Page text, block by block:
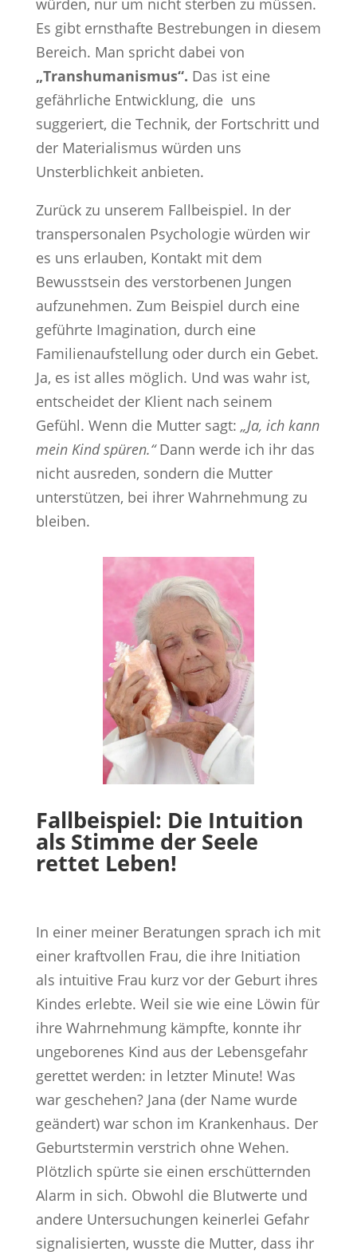
würden, nur um nicht sterben zu müssen.
Es gibt ernsthafte Bestrebungen in diesem
Bereich. Man spricht dabei von
„Transhumanismus“. Das ist eine
gefährliche Entwicklung, die uns
suggeriert, die Technik, der Fortschritt und
der Materialismus würden uns
Unsterblichkeit anbieten.
Zurück zu unserem Fallbeispiel. In der
transpersonalen Psychologie würden wir
es uns erlauben, Kontakt mit dem
Bewusstsein des verstorbenen Jungen
aufzunehmen. Zum Beispiel durch eine
geführte Imagination, durch eine
Familienaufstellung oder durch ein Gebet.
Ja, es ist alles möglich. Und was wahr ist,
entscheidet der Klient nach seinem
Gefühl. Wenn die Mutter sagt: „Ja, ich kann
mein Kind spüren.“Dann werde ich ihr das
nicht ausreden, sondern die Mutter
unterstützen, bei ihrer Wahrnehmung zu
bleiben.
Fallbeispiel: Die Intuition
als Stimme der Seele
rettet Leben!
In einer meiner Beratungen sprach ich mit
einer kraftvollen Frau, die ihre Initiation
als intuitive Frau kurz vor der Geburt ihres
Kindes erlebte. Weil sie wie eine Löwin für
ihre Wahrnehmung kämpfte, konnte ihr
ungeborenes Kind aus der Lebensgefahr
gerettet werden: in letzter Minute! Was
war geschehen? Jana (der Name wurde
geändert) war schon im Krankenhaus. Der
Geburtstermin verstrich ohne Wehen.
Plötzlich spürte sie einen erschütternden
Alarm in sich. Obwohl die Blutwerte und
andere Untersuchungen keinerlei Gefahr
signalisierten, wusste die Mutter, dass ihr